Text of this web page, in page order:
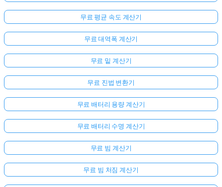
무료 평균 속도 계산기
무료 대역폭 계산기
무료 밑 계산기
무료 진법 변환기
무료 배터리 용량 계산기
무료 배터리 수명 계산기
무료 빔 계산기
무료 빔 처짐 계산기